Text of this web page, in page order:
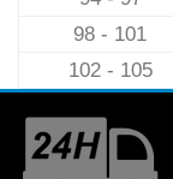
98 - 101
102 - 105